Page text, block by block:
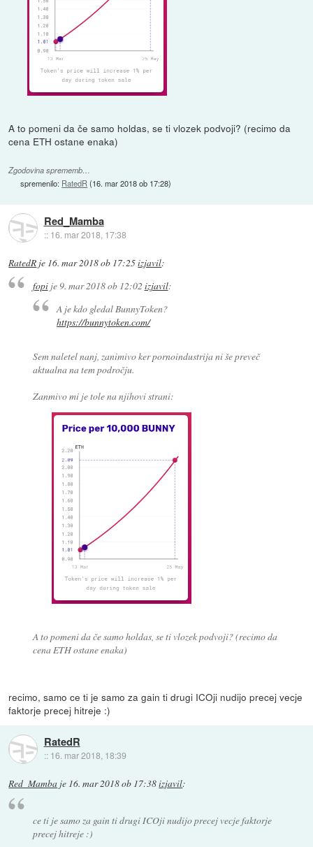
A to pomeni da če samo holdas, se ti vlozek podvoji? (recimo da
cena ETH ostane enaka)
Zgodovina sprememb…
spremenilo: RatedR (16. mar 2018 ob 17:28)
Red_Mamba
:: 16. mar 2018, 17:38
RatedR je 16. mar 2018 ob 17:25izjavil:
fopije9. mar 2018 ob 12:02 izjavil:
A je kdo gledal BunnyToken?
https://bunnytoken.com/
Sem naletel nanj, zanimivo ker pornoindustrija ni še preveč
aktualna na tem področju.
Zanmivo mi je tole na njihovi strani:
A to pomeni da če samo holdas, se ti vlozek podvoji? (recimo da
cena ETH ostane enaka)
recimo, samo ce ti je samo za gain ti drugi ICOji nudijo precej vecje
faktorje precej hitreje :)
RatedR
:: 16. mar 2018, 18:39
Red_Mamba je 16. mar 2018 ob 17:38izjavil:
ce ti je samo za gain ti drugi ICOji nudijo precej vecje faktorje
precej hitreje :)